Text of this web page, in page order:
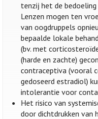
tenzij het de
Lenzen mogen ten
van oogdruppels
bepaalde lokale
(bv. met
(harde en zachte)
contraceptiva (vooral
gedoseerd estradiol)
intolerantie voor
Het risico van
door dichtdrukken van